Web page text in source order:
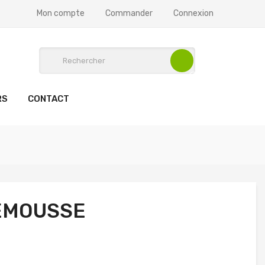
Mon compte Commander Connexion
CONTACT